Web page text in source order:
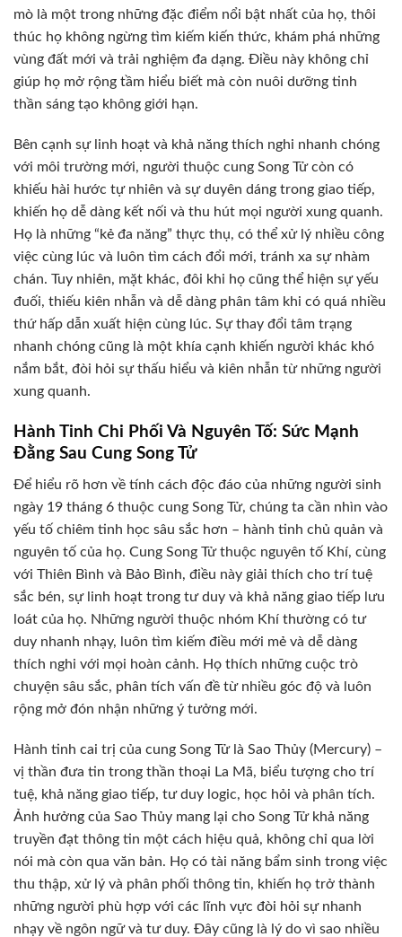
mò là một trong những đặc điểm nổi bật nhất của họ, thôi
thúc họ không ngừng tìm kiếm kiến thức, khám phá những
vùng đất mới và trải nghiệm đa dạng. Điều này không chỉ
giúp họ mở rộng tầm hiểu biết mà còn nuôi dưỡng tinh
thần sáng tạo không giới hạn.
Bên cạnh sự linh hoạt và khả năng thích nghi nhanh chóng
với môi trường mới, người thuộc cung Song Tử còn có
khiếu hài hước tự nhiên và sự duyên dáng trong giao tiếp,
khiến họ dễ dàng kết nối và thu hút mọi người xung quanh.
Họ là những “kẻ đa năng” thực thụ, có thể xử lý nhiều công
việc cùng lúc và luôn tìm cách đổi mới, tránh xa sự nhàm
chán. Tuy nhiên, mặt khác, đôi khi họ cũng thể hiện sự yếu
đuối, thiếu kiên nhẫn và dễ dàng phân tâm khi có quá nhiều
thứ hấp dẫn xuất hiện cùng lúc. Sự thay đổi tâm trạng
nhanh chóng cũng là một khía cạnh khiến người khác khó
nắm bắt, đòi hỏi sự thấu hiểu và kiên nhẫn từ những người
xung quanh.
Hành Tinh Chi Phối Và Nguyên Tố: Sức Mạnh
Đằng Sau Cung Song Tử
Để hiểu rõ hơn về tính cách độc đáo của những người sinh
ngày 19 tháng 6 thuộc cung Song Tử, chúng ta cần nhìn vào
yếu tố chiêm tinh học sâu sắc hơn – hành tinh chủ quản và
nguyên tố của họ. Cung Song Tử thuộc nguyên tố Khí, cùng
với Thiên Bình và Bảo Bình, điều này giải thích cho trí tuệ
sắc bén, sự linh hoạt trong tư duy và khả năng giao tiếp lưu
loát của họ. Những người thuộc nhóm Khí thường có tư
duy nhanh nhạy, luôn tìm kiếm điều mới mẻ và dễ dàng
thích nghi với mọi hoàn cảnh. Họ thích những cuộc trò
chuyện sâu sắc, phân tích vấn đề từ nhiều góc độ và luôn
rộng mở đón nhận những ý tưởng mới.
Hành tinh cai trị của cung Song Tử là Sao Thủy (Mercury) –
vị thần đưa tin trong thần thoại La Mã, biểu tượng cho trí
tuệ, khả năng giao tiếp, tư duy logic, học hỏi và phân tích.
Ảnh hưởng của Sao Thủy mang lại cho Song Tử khả năng
truyền đạt thông tin một cách hiệu quả, không chỉ qua lời
nói mà còn qua văn bản. Họ có tài năng bẩm sinh trong việc
thu thập, xử lý và phân phối thông tin, khiến họ trở thành
những người phù hợp với các lĩnh vực đòi hỏi sự nhanh
nhạy về ngôn ngữ và tư duy. Đây cũng là lý do vì sao nhiều